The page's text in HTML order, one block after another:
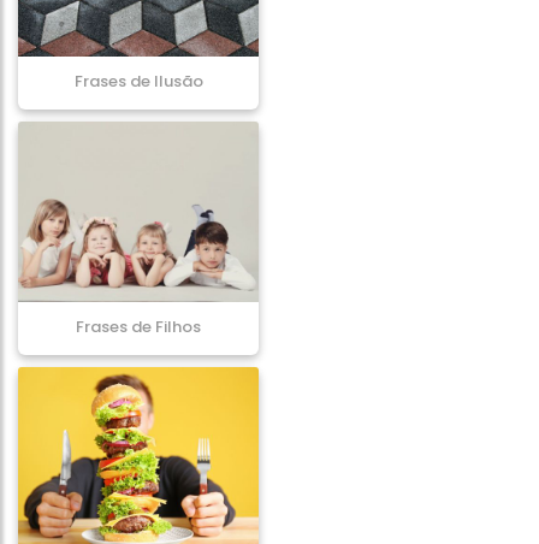
Frases de Ilusão
Frases de Filhos